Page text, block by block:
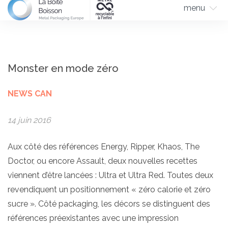
menu
Monster en mode zéro
NEWS CAN
14 juin 2016
Aux côté des références Energy, Ripper, Khaos, The
Doctor, ou encore Assault, deux nouvelles recettes
viennent d’être lancées : Ultra et Ultra Red. Toutes deux
revendiquent un positionnement « zéro calorie et zéro
sucre ». Côté packaging, les décors se distinguent des
références préexistantes avec une impression